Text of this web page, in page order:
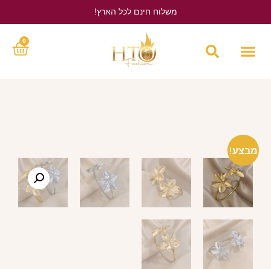
משלוח חינם לכל הארץ!
0
מבצע!